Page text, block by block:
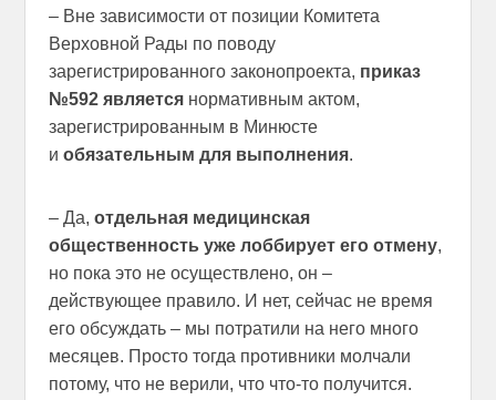
– Вне зависимости от позиции Комитета
Верховной Рады по поводу
зарегистрированного законопроекта, приказ
№592 являетсянормативным актом,
зарегистрированным в Минюсте
и обязательным для выполнения.
– Да, отдельная медицинская
общественность уже лоббирует его отмену,
но пока это не осуществлено, он –
действующее правило. И нет, сейчас не время
его обсуждать – мы потратили на него много
месяцев. Просто тогда противники молчали
потому, что не верили, что что-то получится.